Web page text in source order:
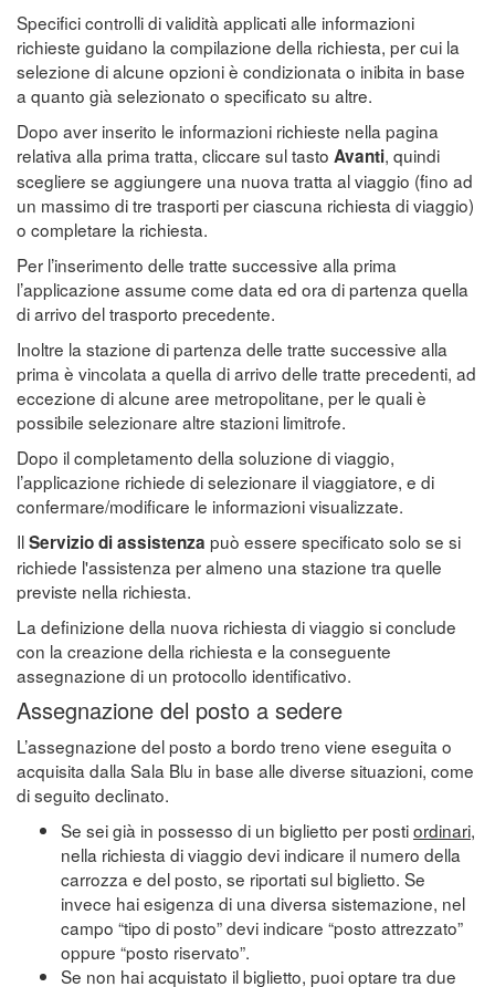
Specifici controlli di validità applicati alle informazioni
richieste guidano la compilazione della richiesta, per cui la
selezione di alcune opzioni è condizionata o inibita in base
a quanto già selezionato o specificato su altre.
Dopo aver inserito le informazioni richieste nella pagina
relativa alla prima tratta, cliccare sul tasto Avanti, quindi
scegliere se aggiungere una nuova tratta al viaggio (fino ad
un massimo di tre trasporti per ciascuna richiesta di viaggio)
o completare la richiesta.
Per l’inserimento delle tratte successive alla prima
l’applicazione assume come data ed ora di partenza quella
di arrivo del trasporto precedente.
Inoltre la stazione di partenza delle tratte successive alla
prima è vincolata a quella di arrivo delle tratte precedenti, ad
eccezione di alcune aree metropolitane, per le quali è
possibile selezionare altre stazioni limitrofe.
Dopo il completamento della soluzione di viaggio,
l’applicazione richiede di selezionare il viaggiatore, e di
confermare/modificare le informazioni visualizzate.
IlServizio di assistenza può essere specificato solo se si
richiede l'assistenza per almeno una stazione tra quelle
previste nella richiesta.
La definizione della nuova richiesta di viaggio si conclude
con la creazione della richiesta e la conseguente
assegnazione di un protocollo identificativo.
Assegnazione del posto a sedere
L’assegnazione del posto a bordo treno viene eseguita o
acquisita dalla Sala Blu in base alle diverse situazioni, come
di seguito declinato.
Se sei già in possesso di un biglietto per postiordinari,
nella richiesta di viaggio devi indicare il numero della
carrozza e del posto, se riportati sul biglietto. Se
invece hai esigenza di una diversa sistemazione, nel
campo “tipo di posto” devi indicare “posto attrezzato”
oppure “posto riservato”.
Se non hai acquistato il biglietto, puoi optare tra due